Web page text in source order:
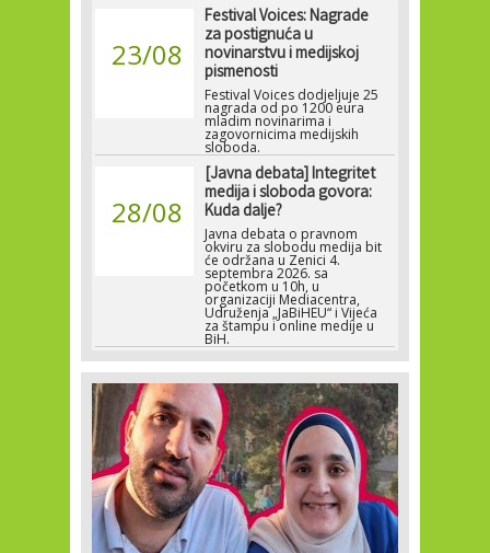
23/08
Festival Voices: Nagrade
za postignuća u
novinarstvu i medijskoj
pismenosti
Festival Voices dodjeljuje 25
nagrada od po 1200 eura
mladim novinarima i
zagovornicima medijskih
sloboda.
28/08
[Javna debata] Integritet
medija i sloboda govora:
Kuda dalje?
Javna debata o pravnom
okviru za slobodu medija bit
će održana u Zenici 4.
septembra 2026. sa
početkom u 10h, u
organizaciji Mediacentra,
Udruženja „JaBiHEU“ i Vijeća
za štampu i online medije u
BiH.